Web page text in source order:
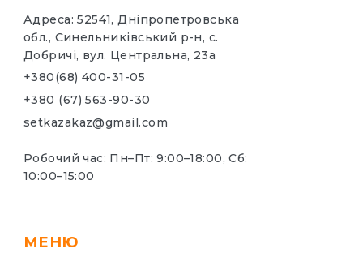
Адреса: 52541, Дніпропетровська
обл., Синельниківський р-н, с.
Добричі, вул. Центральна, 23а
+380(68) 400-31-05
+380 (67) 563-90-30
setkazakaz@gmail.com
Робочий час: Пн–Пт: 9:00–18:00, Сб:
10:00–15:00
МЕНЮ